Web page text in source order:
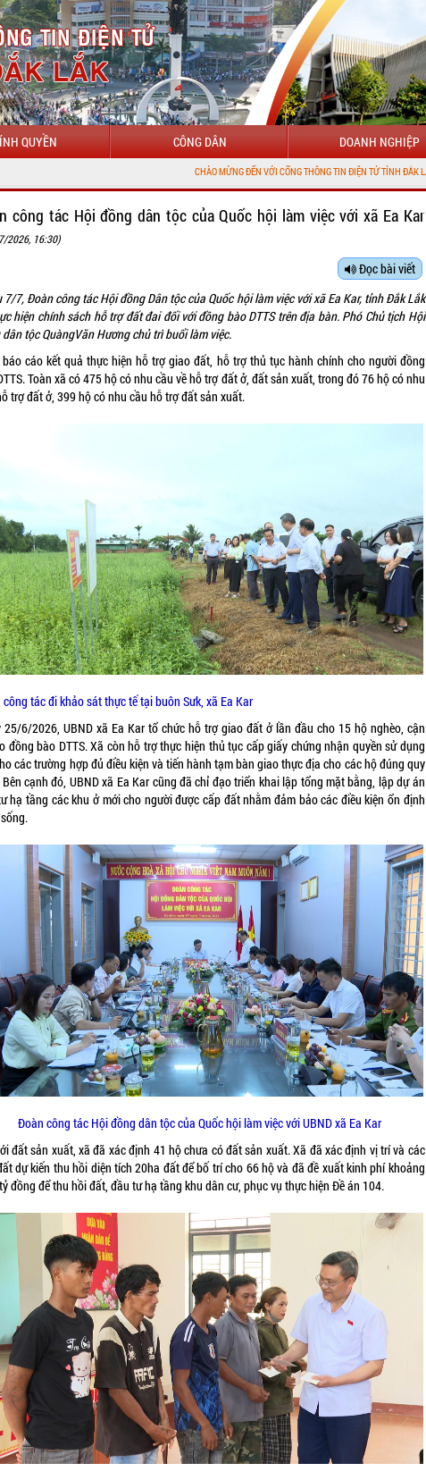
QUYỀN CÔNG DÂN DOANH NGHIỆP
CHÀO MỪNG ĐẾN VỚI CỔNG THÔNG TIN ĐIỆN TỬ TỈNH ĐẮK LẮK
công tác Hội đồng dân tộc của Quốc hội làm việc với xã Ea Kar
2026, 16:30)
Đọc bài viết
7/7, Đoàn công tác Hội đồng Dân tộc của Quốc hội làm việc với xã Ea Kar, tỉnh Đắk Lắk
hiện chính sách hỗ trợ đất đai đối với đồng bào DTTS trên địa bàn. Phó Chủ tịch Hội
tộc QuàngVăn Hương chủ trì buổi làm việc.
báo cáo kết quả thực hiện hỗ trợ giao đất, hỗ trợ thủ tục hành chính cho người đồng
Toàn xã có 475 hộ có nhu cầu về hỗ trợ đất ở, đất sản xuất, trong đó 76 hộ có nhu
trợ đất ở, 399 hộ có nhu cầu hỗ trợ đất sản xuất.
tác đi khảo sát thực tế tại buôn Sưk, xã Ea Kar
25/6/2026, UBND xã Ea Kar tổ chức hỗ trợ giao đất ở lần đầu cho 15 hộ nghèo, cận
đồng bào DTTS. Xã còn hỗ trợ thực hiện thủ tục cấp giấy chứng nhận quyền sử dụng
các trường hợp đủ điều kiện và tiến hành tạm bàn giao thực địa cho các hộ đúng quy
cạnh đó, UBND xã Ea Kar cũng đã chỉ đạo triển khai lập tổng mặt bằng, lập dự án
hạ tầng các khu ở mới cho người được cấp đất nhằm đảm bảo các điều kiện ổn định
Đoàn công tác Hội đồng dân tộc của Quốc hội làm việc với UBND xã Ea Kar
đất sản xuất, xã đã xác định 41 hộ chưa có đất sản xuất. Xã đã xác định vị trí và các
dự kiến thu hồi diện tích 20ha đất để bố trí cho 66 hộ và đã đề xuất kinh phí khoảng
đồng để thu hồi đất, đầu tư hạ tầng khu dân cư, phục vụ thực hiện Đề án 104.